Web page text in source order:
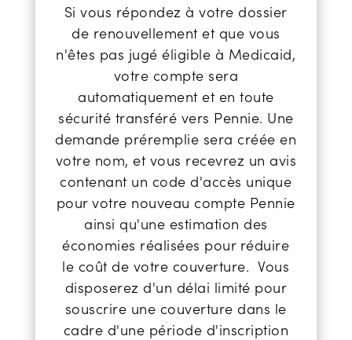
Si vous répondez à votre dossier
de renouvellement et que vous
n'êtes pas jugé éligible à Medicaid,
votre compte sera
automatiquement et en toute
sécurité transféré vers Pennie. Une
demande préremplie sera créée en
votre nom, et vous recevrez un avis
contenant un code d'accès unique
pour votre nouveau compte Pennie
ainsi qu'une estimation des
économies réalisées pour réduire
le coût de votre couverture.Vous
disposerez d'un délai limité pour
souscrire une couverture dans le
cadre d'une période d'inscription